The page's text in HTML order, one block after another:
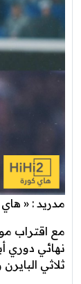
مدريد : «
مع اقتراب
نهائي دوري
ثلاثي